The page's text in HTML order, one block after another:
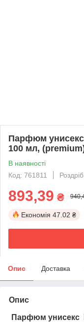
Парфюм
100 мл,
В наявності
Код: 761811
Роздріб
893,39 ₴
Економія 47.02 ₴
Опис Доставка
Опис
Парфюм унисекс